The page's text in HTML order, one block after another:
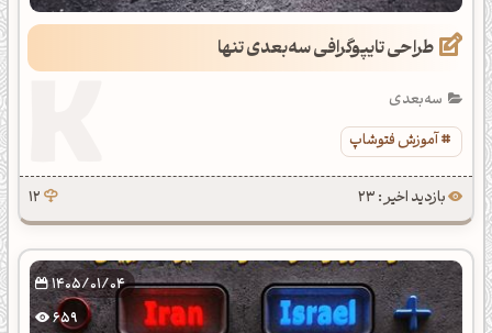
طراحی تایپوگرافی سه‌بعدی تنها
سه‌بعدی
آموزش فتوشاپ
بازدید اخیر : 23 12
1405/01/04
659